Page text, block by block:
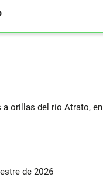
a orillas del río Atrato, en
de 2026